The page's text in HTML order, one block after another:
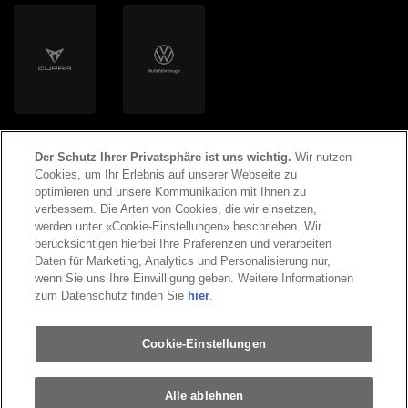
2026 Copyright AMAG Group AG
Impressum Datenschutzerklärung
Der Schutz Ihrer Privatsphäre ist uns wichtig. Wir nutzen
Cookies, um Ihr Erlebnis auf unserer Webseite zu
optimieren und unsere Kommunikation mit Ihnen zu
verbessern. Die Arten von Cookies, die wir einsetzen,
werden unter «Cookie-Einstellungen» beschrieben. Wir
berücksichtigen hierbei Ihre Präferenzen und verarbeiten
Daten für Marketing, Analytics und Personalisierung nur,
wenn Sie uns Ihre Einwilligung geben. Weitere Informationen
zum Datenschutz finden Sie hier.
Cookie-Einstellungen
Alle ablehnen